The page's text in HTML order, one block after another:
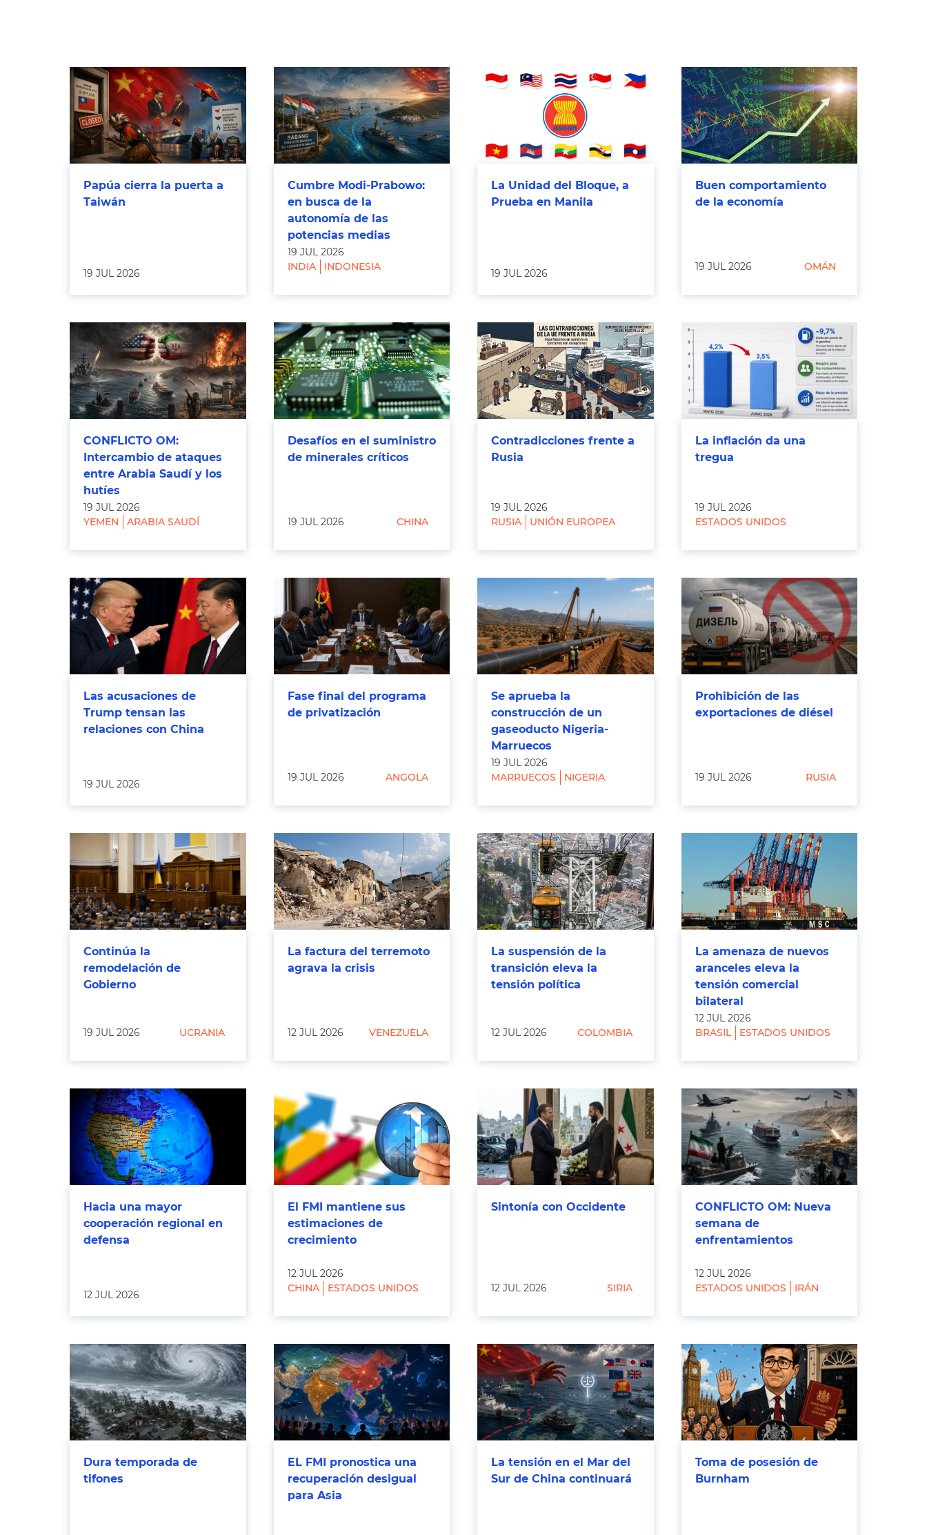
Papúa cierra la puerta a
Taiwán
19 JUL 2026
Cumbre Modi-Prabowo:
en busca de la
autonomía de las
potencias medias
19 JUL 2026
INDIA
INDONESIA
La Unidad del Bloque, a
Prueba en Manila
19 JUL 2026
Buen comportamiento
de la economía
19 JUL 2026 OMÁN
CONFLICTO OM:
Intercambio de ataques
entre Arabia Saudí y los
hutíes
19 JUL 2026
YEMEN
ARABIA SAUDÍ
Desafíos en el suministro
de minerales críticos
19 JUL 2026 CHINA
Contradicciones frente a
Rusia
19 JUL 2026
RUSIA
UNIÓN EUROPEA
La inflación da una
tregua
19 JUL 2026
ESTADOS UNIDOS
Las acusaciones de
Trump tensan las
relaciones con China
19 JUL 2026
Fase final del programa
de privatización
19 JUL 2026 ANGOLA
Se aprueba la
construcción de un
gaseoducto Nigeria-
Marruecos
19 JUL 2026
MARRUECOS
NIGERIA
Prohibición de las
exportaciones de diésel
19 JUL 2026 RUSIA
Continúa la
remodelación de
Gobierno
19 JUL 2026 UCRANIA
La factura del terremoto
agrava la crisis
12 JUL 2026 VENEZUELA
La suspensión de la
transición eleva la
tensión política
12 JUL 2026 COLOMBIA
La amenaza de nuevos
aranceles eleva la
tensión comercial
bilateral
12 JUL 2026
BRASIL
ESTADOS UNIDOS
Hacia una mayor
cooperación regional en
defensa
12 JUL 2026
El FMI mantiene sus
estimaciones de
crecimiento
12 JUL 2026
CHINA
ESTADOS UNIDOS
Sintonía con Occidente
12 JUL 2026 SIRIA
CONFLICTO OM: Nueva
semana de
enfrentamientos
12 JUL 2026
ESTADOS UNIDOS
IRÁN
Dura temporada de
tifones
EL FMI pronostica una
recuperación desigual
para Asia
La tensión en el Mar del
Sur de China continuará
Toma de posesión de
Burnham